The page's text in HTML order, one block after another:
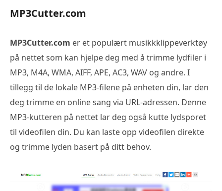
MP3Cutter.com
MP3Cutter.com er et populært musikkklippeverktøy
på nettet som kan hjelpe deg med å trimme lydfiler i
MP3, M4A, WMA, AIFF, APE, AC3, WAV og andre. I
tillegg til de lokale MP3-filene på enheten din, lar den
deg trimme en online sang via URL-adressen. Denne
MP3-kutteren på nettet lar deg også kutte lydsporet
til videofilen din. Du kan laste opp videofilen direkte
og trimme lyden basert på ditt behov.